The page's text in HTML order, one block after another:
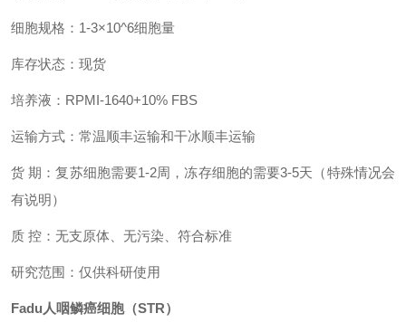
细胞规格：1-3×10^6细胞量
库存状态：现货
培养液： RPMI-1640+10% FBS
运输方式：常温顺丰运输和干冰顺丰运输
货 期：复苏细胞需要1-2周，冻存细胞的需要3-5天（特殊情况会
有说明）
质 控：无支原体、无污染、符合标准
研究范围：仅供科研使用
Fadu人咽鳞癌细胞（​STR）